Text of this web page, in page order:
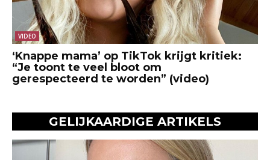
VIDEO
‘Knappe mama’ op TikTok krijgt kritiek:
“Je toont te veel bloot om
gerespecteerd te worden” (video)
GELIJKAARDIGE ARTIKELS